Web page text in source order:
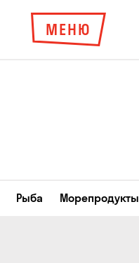
МЕНЮ
Рыба Морепродукты